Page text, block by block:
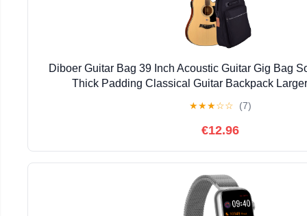
Diboer Guitar Bag 39 Inch Acoustic Guitar Gig Bag
Thick Padding Classical Guitar Backpack
★★★☆☆ (7)
€12.96